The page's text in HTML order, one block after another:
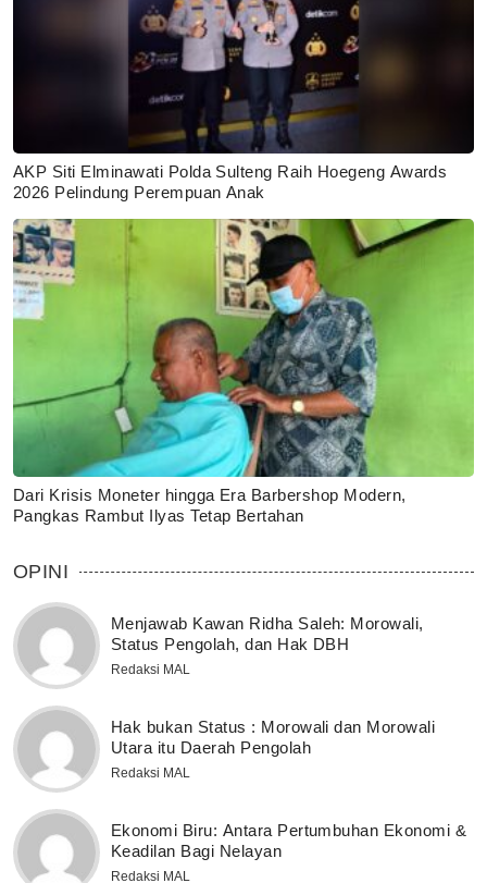
AKP Siti Elminawati Polda Sulteng Raih Hoegeng Awards
2026 Pelindung Perempuan Anak
Dari Krisis Moneter hingga Era Barbershop Modern,
Pangkas Rambut Ilyas Tetap Bertahan
OPINI
Menjawab Kawan Ridha Saleh: Morowali,
Status Pengolah, dan Hak DBH
Redaksi MAL
Hak bukan Status : Morowali dan Morowali
Utara itu Daerah Pengolah
Redaksi MAL
Ekonomi Biru: Antara Pertumbuhan Ekonomi &
Keadilan Bagi Nelayan
Redaksi MAL